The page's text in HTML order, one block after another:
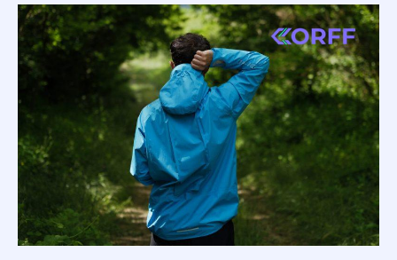
3.0
MP+
:
la
veste
qui
les
traileurs
avec
la